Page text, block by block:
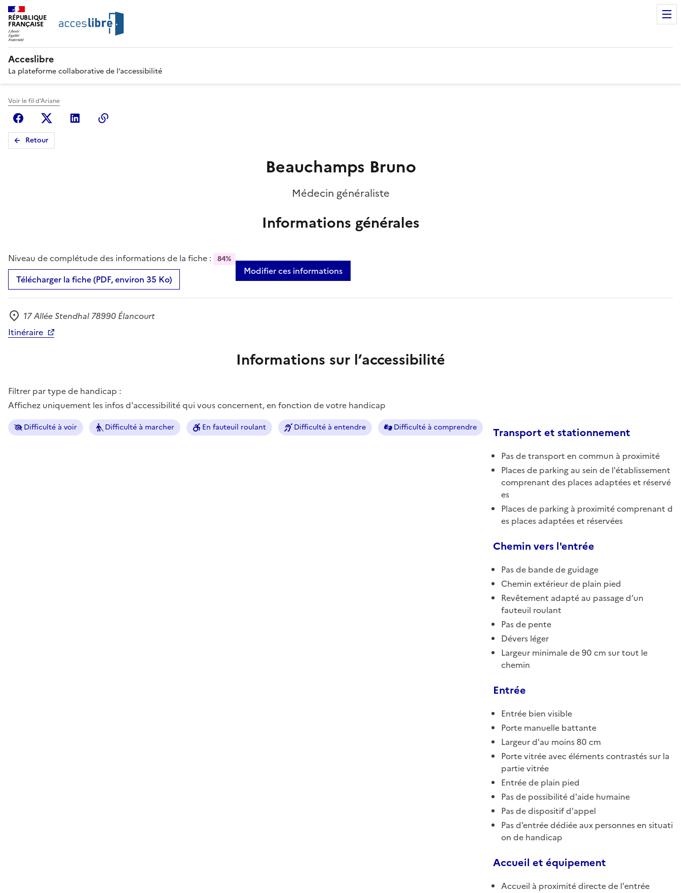
RÉPUBLIQUE
FRANÇAISE
Acceslibre
La plateforme collaborative de l’accessibilité
Voir le fil d'Ariane
FacebookX (anciennement Twitter)
Linkedin
Retour
Beauchamps Bruno
Médecin généraliste
Informations générales
Niveau de complétude des informations de la fiche : 84%
Télécharger la fiche (PDF, environ 35 Ko)
Modifier ces informations
Adresse
17 Allée Stendhal 78990 Élancourt
Itinéraire
Informations sur l’accessibilité
Filtrer par type de handicap :
Affichez uniquement les infos d'accessibilité qui vous concernent, en fonction de votre handicap
Difficulté à voir Difficulté à marcher En fauteuil roulant Difficulté à entendre Difficulté à comprendre Transport et stationnement
Pas de transport en commun à proximité
Places de parking au sein de l'établissement
comprenant des places adaptées et réservé
es
Places de parking à proximité comprenant d
es places adaptées et réservées
Chemin vers l'entrée
Pas de bande de guidage
Chemin extérieur de plain pied
Revêtement adapté au passage d’un
fauteuil roulant
Pas de pente
Dévers léger
Largeur minimale de 90 cm sur tout le
chemin
Entrée
Entrée bien visible
Porte manuelle battante
Largeur d'au moins 80 cm
Porte vitrée avec éléments contrastés sur la
partie vitrée
Entrée de plain pied
Pas de possibilité d'aide humaine
Pas de dispositif d'appel
Pas d’entrée dédiée aux personnes en situati
on de handicap
Accueil et équipement
Accueil à proximité directe de l'entrée